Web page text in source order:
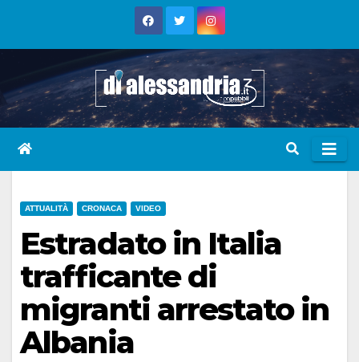
ATTUALITÀ CRONACA VIDEO
Estradato in Italia
trafficante di
migranti arrestato in
Albania